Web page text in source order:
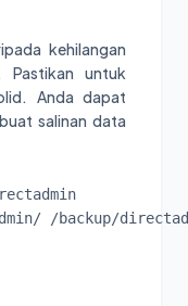
kehilangan
Pastikan untuk
Anda dapat
salinan data
/backup/